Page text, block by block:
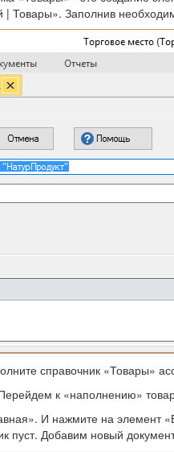
Товары». Заполнив
справочник «Товары»
к «наполнению»
И нажмите на элемент
пуст. Добавим новый